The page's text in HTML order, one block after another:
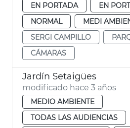
EN PORTADA
EN
NORMAL
MEDI
SERGI CAMPILLO
CÁMARAS
Jardín Setaigües
modificado hace 3 años
MEDIO AMBIENTE
TODAS LAS AUDIENCIAS